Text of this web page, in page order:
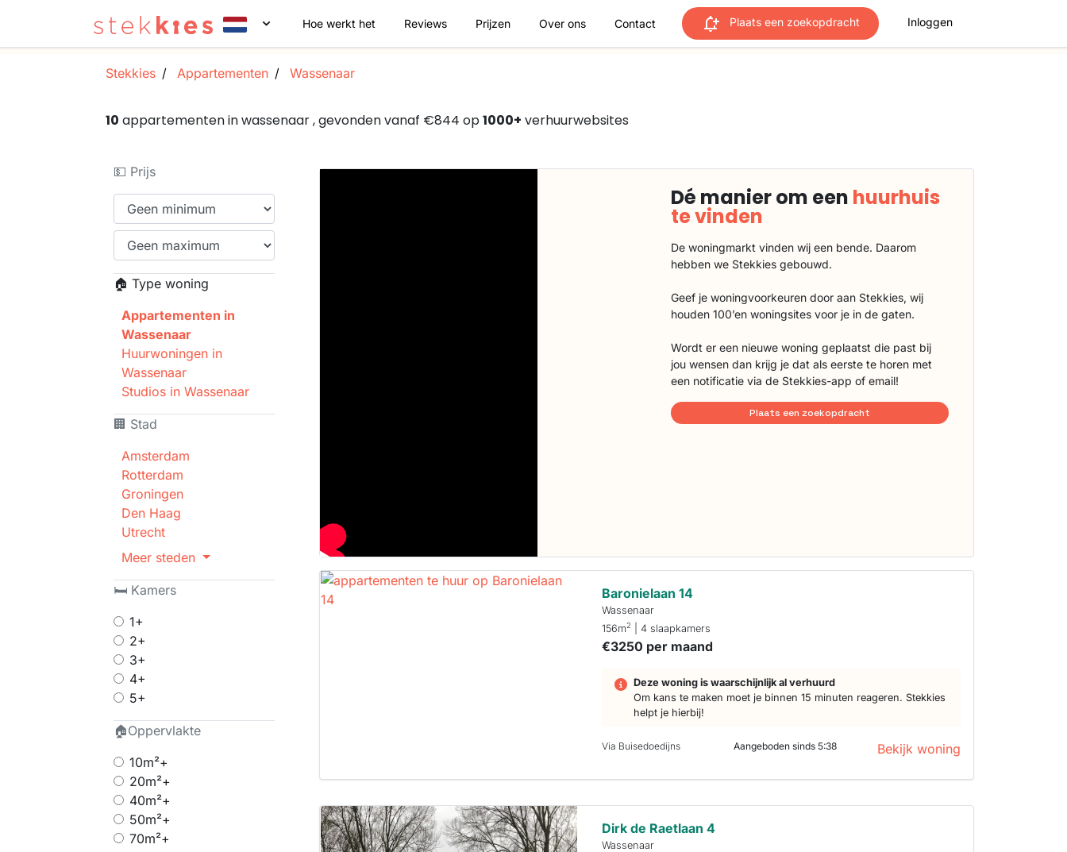
Hoe werkt het Reviews Prijzen Over ons Contact Plaats een zoekopdracht Inloggen
Stekkies Appartementen Wassenaar
10 appartementen in wassenaar , gevonden vanaf €844 op1000+ verhuurwebsites
💵 Prijs
🏠 Type woning
Appartementen in
Wassenaar
Huurwoningen in
Wassenaar
Studios in Wassenaar
🏢 Stad
Amsterdam
Rotterdam
Groningen
Den Haag
Utrecht
Meer steden
🛏 Kamers
1+
2+
3+
4+
5+
🏠Oppervlakte
10m²+
20m²+
40m²+
50m²+
70m²+
Dé manier om een huurhuis
te vinden
De woningmarkt vinden wij een bende. Daarom
hebben we Stekkies gebouwd.
Geef je woningvoorkeuren door aan Stekkies, wij
houden 100’en woningsites voor je in de gaten.
Wordt er een nieuwe woning geplaatst die past bij
jou wensen dan krijg je dat als eerste te horen met
een notificatie via de Stekkies-app of email!
Plaats een zoekopdracht
Baronielaan 14
Wassenaar
156m2 | 4 slaapkamers
€3250 per maand
Deze woning is waarschijnlijk al verhuurd
Om kans te maken moet je binnen 15 minuten reageren. Stekkies
helpt je hierbij!
Via Buisedoedijns Aangeboden sinds 5:38 Bekijk woning
Dirk de Raetlaan 4
Wassenaar